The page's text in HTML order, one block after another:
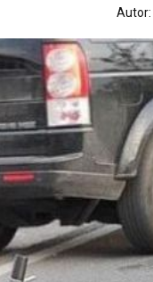
Autor: